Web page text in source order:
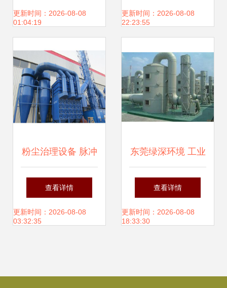
化与绿色生产的双
更新时间：2026-08-08
01:04:19
及粉尘治理设备详
更新时间：2026-08-08
22:23:55
粉尘治理设备 脉冲
滤筒式除尘器的清
灰原理与应用
查看详情
更新时间：2026-08-08
03:32:35
东莞绿深环境 工业
除尘设备与环境治
理的专业之选
查看详情
更新时间：2026-08-08
18:33:30